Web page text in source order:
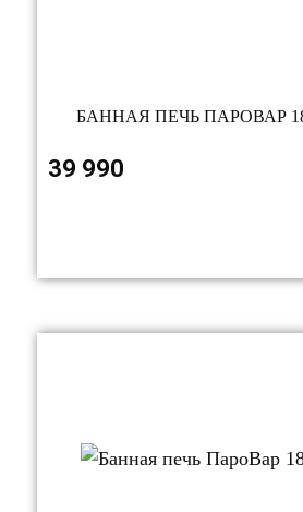
БАННАЯ ПЕЧЬ ПАРОВАР
39 990